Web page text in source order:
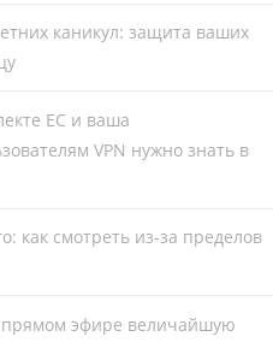
каникул: защита ваших
ЕС и ваша
VPN нужно знать в
как смотреть из-за пределов
прямом эфире величайшую